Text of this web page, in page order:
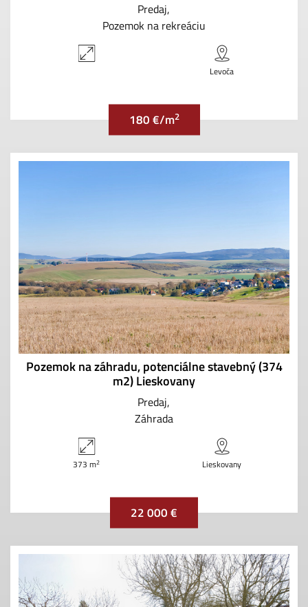
Predaj
Pozemok na rekreáciu
Levoča
180 €/m2
Pozemok na záhradu, potenciálne stavebný (374
m2) Lieskovany
Predaj
Záhrada
373 m2 Lieskovany
22 000 €